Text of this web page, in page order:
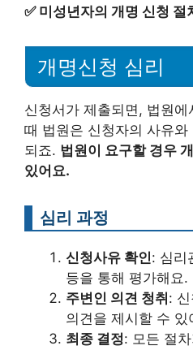
✅ 미성년자의 개명 신청
개명신청 심리
신청서가 제출되면, 법원
때 법원은 신청자의 사유
되죠. 법원이 요구할 경우
있어요.
심리 과정
신청사유 확인: 심리
등을 통해 평가해요.
주변인 의견 청취 :
의견을 제시할 수 있
최종 결정: 모든 절